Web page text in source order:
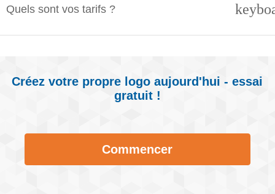
Quels sont vos tarifs ?
Créez votre propre logo aujourd'hui - essai
gratuit !
Commencer